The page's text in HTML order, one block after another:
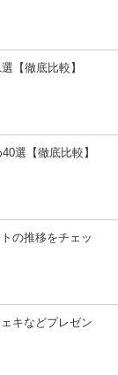
【徹底比較】
選【徹底比較】
の推移をチェッ
キなどプレゼン